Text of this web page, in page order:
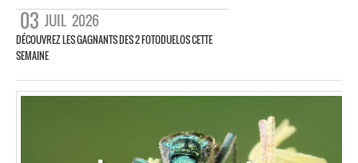
03 JUIL 2026
DÉCOUVREZ LES GAGNANTS DES 2 FOTODUELOS CETTE
SEMAINE